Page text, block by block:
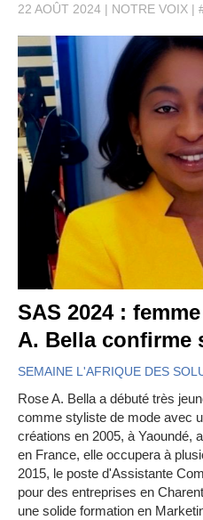
22 AOÛT 2024
NOTRE VOIX
SAS 2024 :
A. Bella confirme
SEMAINE L'AFRIQUE DES
Rose A. Bella a débuté très
comme styliste de mode avec
créations en 2005, à Yaoundé,
en France, elle occupera à
2015, le poste d'Assistante
pour des entreprises en
une solide formation en